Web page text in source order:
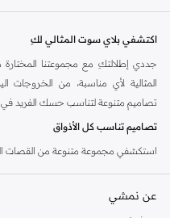
اكتشفي بلاي سوت المثالي لكِ
جددي إطلالتكِ مع مجموعتنا
المثالية لأي مناسبة، من الخروجات
تصاميم متنوعة لتناسب حسك الفريد في
تصاميم تناسب كل الأذواق
استكشفي مجموعة متنوعة من القصات
صندل أو حذاء رياضي لمظهر بسيط.
عن نمشي